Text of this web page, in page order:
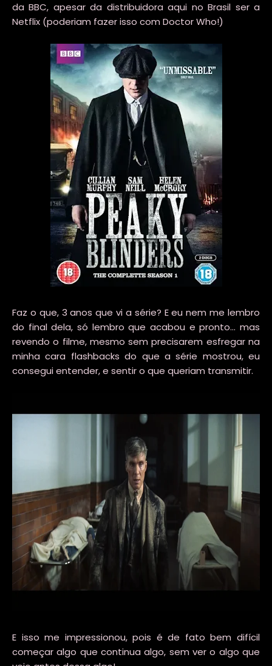
da BBC, apesar da distribuidora aqui no Brasil ser a
Netflix (poderiam fazer isso com Doctor Who!)
Faz o que, 3 anos que vi a série? E eu nem me lembro
do final dela, só lembro que acabou e pronto... mas
revendo o filme, mesmo sem precisarem esfregar na
minha cara flashbacks do que a série mostrou, eu
consegui entender, e sentir o que queriam transmitir.
E isso me impressionou, pois é de fato bem difícil
começar algo que continua algo, sem ver o algo que